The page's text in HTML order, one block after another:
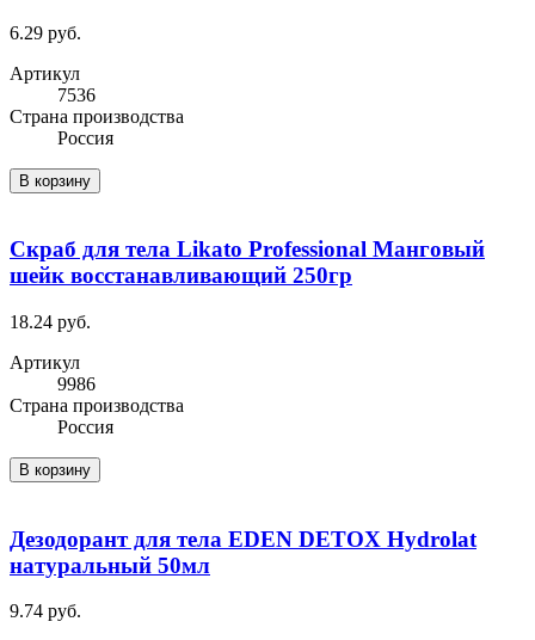
6.29 руб.
Артикул
7536
Cтрана производства
Россия
В корзину
Скраб для тела Likato Professional Манговый
шейк восстанавливающий 250гр
18.24 руб.
Артикул
9986
Cтрана производства
Россия
В корзину
Дезодорант для тела EDEN DETOX Hydrolat
натуральный 50мл
9.74 руб.